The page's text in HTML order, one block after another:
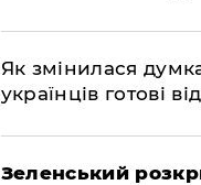
Як змінилася
українців готові
Зеленський